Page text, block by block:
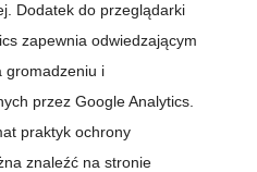
Dodatek do przeglądarki
zapewnia odwiedzającym
gromadzeniu i
przez Google Analytics.
praktyk ochrony
znaleźć na stronie